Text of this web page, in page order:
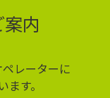
内
レーターに
ます。